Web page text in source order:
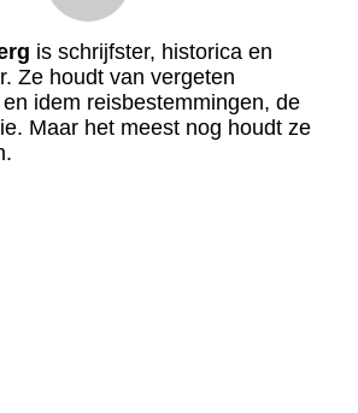
is schrijfster, historica en
Ze houdt van vergeten
idem reisbestemmingen, de
Maar het meest nog houdt ze